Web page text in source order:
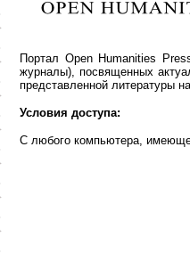
Портал Open Humanities
журналы), посвященных
представленной литературы
Условия доступа:
С любого компьютера,